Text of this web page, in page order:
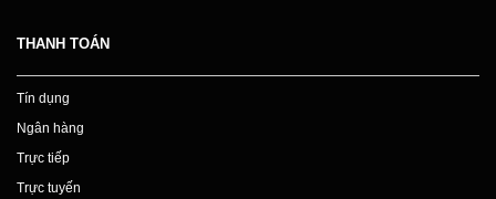
THANH TOÁN
Tín dụng
Ngân hàng
Trực tiếp
Trực tuyến